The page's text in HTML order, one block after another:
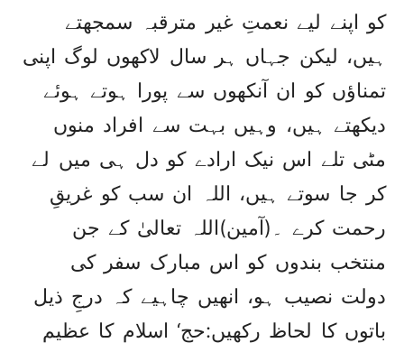
کو اپنے لیے نعمتِ غیر مترقبہ سمجھتے
ہیں، لیکن جہاں ہر سال لاکھوں لوگ اپنی
تمناؤں کو ان آنکھوں سے پورا ہوتے ہوئے
دیکھتے ہیں، وہیں بہت سے افراد منوں
مٹی تلے اس نیک ارادے کو دل ہی میں لے
کر جا سوتے ہیں، اللہ ان سب کو غریقِ
رحمت کرے ۔(آمین)اللہ تعالیٰ کے جن
منتخب بندوں کو اس مبارک سفر کی
دولت نصیب ہو، انھیں چاہیے کہ درجِ ذیل
باتوں کا لحاظ رکھیں:حج‘ اسلام کا عظیم